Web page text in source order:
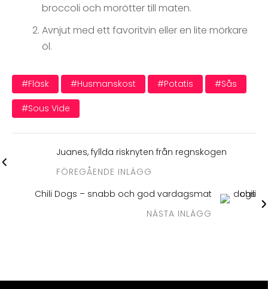
broccoli och morötter till maten.
Avnjut med ett favoritvin eller en lite mörkare
öl.
#fläsk #husmanskost #potatis #sås
#sous Vide
Juanes, fyllda risknyten från regnskogen
FÖREGÅENDE INLÄGG
Chili Dogs – snabb och god vardagsmat
NÄSTA INLÄGG